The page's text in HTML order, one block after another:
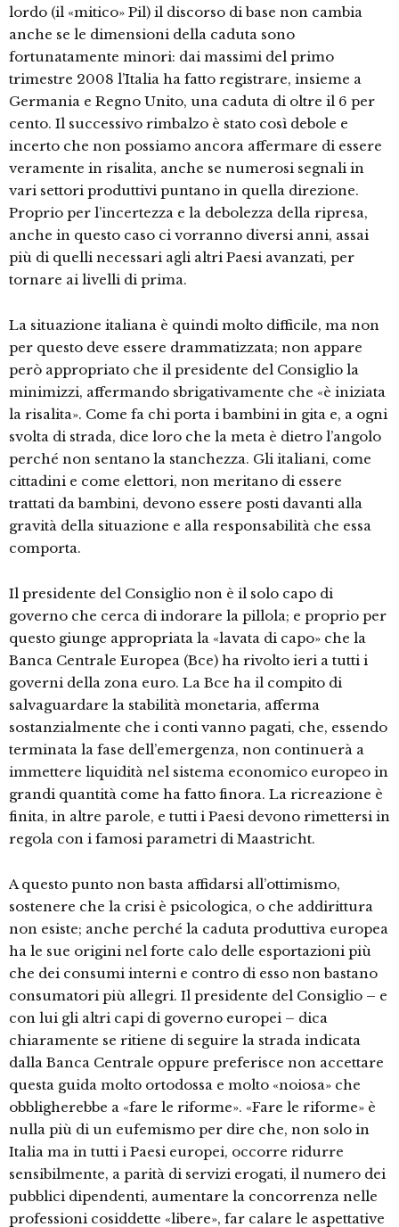
lordo (il «mitico» Pil) il discorso di base non cambia
anche se le dimensioni della caduta sono
fortunatamente minori: dai massimi del primo
trimestre 2008 l’Italia ha fatto registrare, insieme a
Germania e Regno Unito, una caduta di oltre il 6 per
cento. Il successivo rimbalzo è stato così debole e
incerto che non possiamo ancora affermare di essere
veramente in risalita, anche se numerosi segnali in
vari settori produttivi puntano in quella direzione.
Proprio per l’incertezza e la debolezza della ripresa,
anche in questo caso ci vorranno diversi anni, assai
più di quelli necessari agli altri Paesi avanzati, per
tornare ai livelli di prima.
La situazione italiana è quindi molto difficile, ma non
per questo deve essere drammatizzata; non appare
però appropriato che il presidente del Consiglio la
minimizzi, affermando sbrigativamente che «è iniziata
la risalita». Come fa chi porta i bambini in gita e, a ogni
svolta di strada, dice loro che la meta è dietro l’angolo
perché non sentano la stanchezza. Gli italiani, come
cittadini e come elettori, non meritano di essere
trattati da bambini, devono essere posti davanti alla
gravità della situazione e alla responsabilità che essa
comporta.
Il presidente del Consiglio non è il solo capo di
governo che cerca di indorare la pillola; e proprio per
questo giunge appropriata la «lavata di capo» che la
Banca Centrale Europea (Bce) ha rivolto ieri a tutti i
governi della zona euro. La Bce ha il compito di
salvaguardare la stabilità monetaria, afferma
sostanzialmente che i conti vanno pagati, che, essendo
terminata la fase dell’emergenza, non continuerà a
immettere liquidità nel sistema economico europeo in
grandi quantità come ha fatto finora. La ricreazione è
finita, in altre parole, e tutti i Paesi devono rimettersi in
regola con i famosi parametri di Maastricht.
A questo punto non basta affidarsi all’ottimismo,
sostenere che la crisi è psicologica, o che addirittura
non esiste; anche perché la caduta produttiva europea
ha le sue origini nel forte calo delle esportazioni più
che dei consumi interni e contro di esso non bastano
consumatori più allegri. Il presidente del Consiglio – e
con lui gli altri capi di governo europei – dica
chiaramente se ritiene di seguire la strada indicata
dalla Banca Centrale oppure preferisce non accettare
questa guida molto ortodossa e molto «noiosa» che
obbligherebbe a «fare le riforme». «Fare le riforme» è
nulla più di un eufemismo per dire che, non solo in
Italia ma in tutti i Paesi europei, occorre ridurre
sensibilmente, a parità di servizi erogati, il numero dei
pubblici dipendenti, aumentare la concorrenza nelle
professioni cosiddette «libere», far calare le aspettative